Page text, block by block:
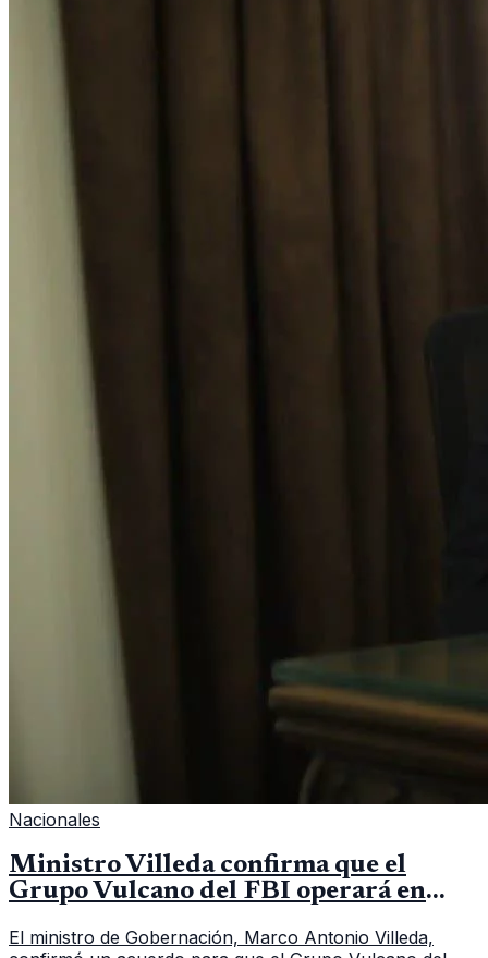
Nacionales
Ministro Villeda confirma que el
Grupo Vulcano del FBI operará en
El ministro de Gobernación, Marco Antonio Villeda,